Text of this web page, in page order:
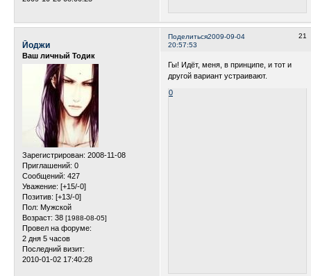
Поделиться 21
2009-09-04
20:57:53
Йоджи
Ваш личный Тодик
Зарегистрирован: 2008-11-08
Приглашений: 0
Сообщений: 427
Уважение: [+15/-0]
Позитив: [+13/-0]
Пол: Мужской
Возраст: 38 [1988-08-05]
Провел на форуме:
2 дня 5 часов
Последний визит:
2010-01-02 17:40:28
Гы! Идёт, меня, в принципе, и тот и
другой вариант устраивают.
0